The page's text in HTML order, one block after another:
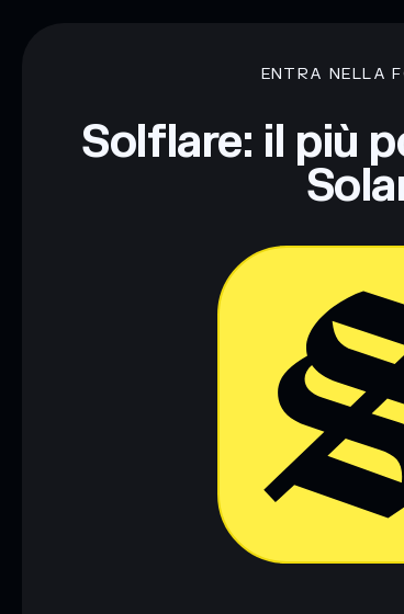
ENTRA NELLA
Solflare: il più